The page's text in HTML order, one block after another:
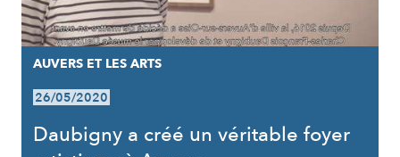
AUVERS ET LES ARTS
26/05/2020
Daubigny a créé un véritable foyer